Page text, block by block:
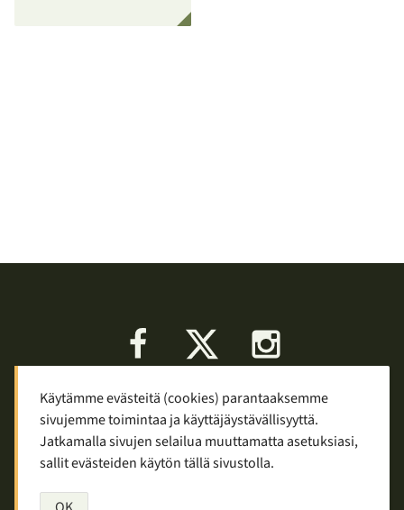
Facebook
Keskustelu Palaute
Tietosuoja
Mainostaminen ja yhteistyö
Copyright © 2007—2026Tuomas Tolppi /
Käytämme evästeitä (cookies) parantaaksemme
sivujemme toimintaa ja käyttäjäystävällisyyttä.
Jatkamalla sivujen selailua muuttamatta asetuksiasi,
sallit evästeiden käytön tällä sivustolla.